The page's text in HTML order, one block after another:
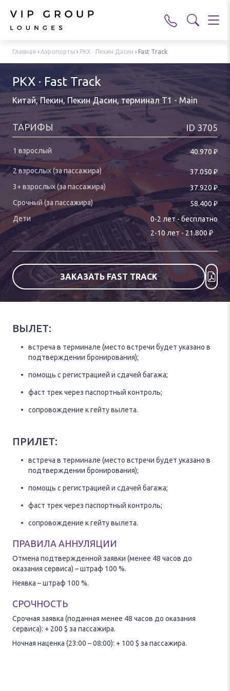
Главная › Аэропорты › PKX · Пекин Дасин › Fast Track
PKX · Fast Track
Китай, Пекин, Пекин Дасин,терминал T1 - Main
ТАРИФЫ ID 3705
40.970 ₽
37.050 ₽
37.920₽
58.400 ₽
0-2 лет- бесплатно
2-10лет -21.800 ₽
ЗАКАЗАТЬ FAST TRACK
ВЫЛЕТ:
встреча в терминале (место встречи будет указано в
подтверждении бронирования);
помощь с регистрацией и сдачей багажа;
фаст трек через паспортный контроль;
сопровождение к гейту вылета.
ПРИЛЕТ:
встреча в терминале (место встречи будет указано в
подтверждении бронирования);
помощь с регистрацией и сдачей багажа;
фаст трек через паспортный контроль;
сопровождение к гейту вылета.
ПРАВИЛА АННУЛЯЦИИ
Отмена подтвержденной заявки (менее 48 часов до
оказания сервиса) – штраф 100 %.
Неявка – штраф 100 %.
СРОЧНОСТЬ
Срочная заявка (поданная менее 48 часов до оказания
сервиса): + 200 $ за пассажира.
Ночная наценка (23:00 – 08:00): + 100 $ за пассажира.